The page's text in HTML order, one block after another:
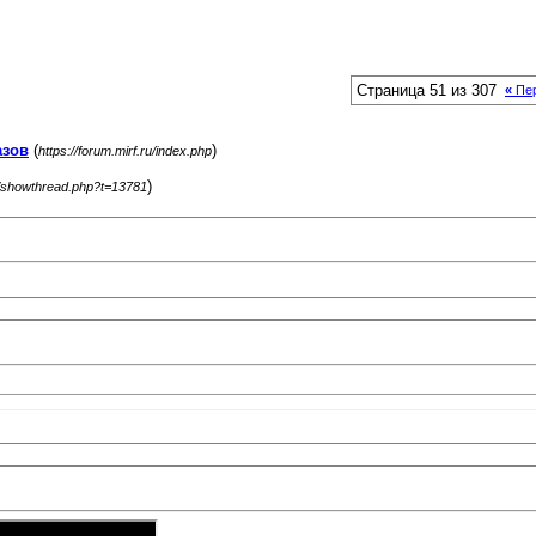
Страница 51 из 307 «
(https://forum.mirf.ru/index.php)
)